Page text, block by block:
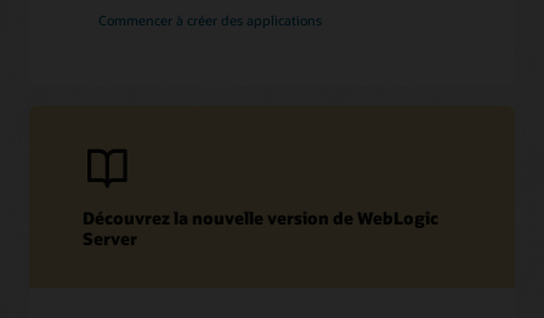
Commencer à créer des applications
Découvrez la nouvelle version de WebLogic
Server